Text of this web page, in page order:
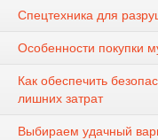
Спецтехника для
Особенности покупки
Как обеспечить
лишних затрат
Выбираем удачный